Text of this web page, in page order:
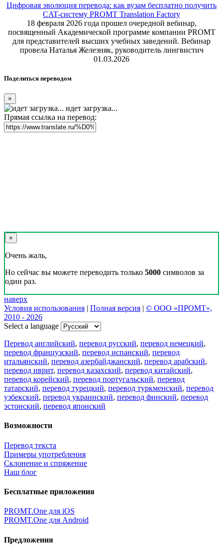
Цифровая эволюция перевода: как вузам бесплатно получить
CAT-систему PROMT Translation Factory
18 февраля 2026 года прошел очередной вебинар,
посвященный Академической программе компании PROMT
для представителей высших учебных заведений. Вебинар
провела Наталья Железняк, руководитель лингвистич
01.03.2026
Поделиться переводом
×
идет загрузка...
Прямая ссылка на перевод:
×
Очень жаль,
Но сейчас вы можете переводить только 5000 символов за
один раз.
наверх
Условия использования | Полная версия | © ООО «ПРОМТ»,
2010 - 2026
Select a language
Перевод английский, перевод русский, перевод немецкий,
перевод французский, перевод испанский, перевод
итальянский, перевод азербайджанский, перевод арабский,
перевод иврит, перевод казахский, перевод китайский,
перевод корейский, перевод португальский, перевод
татарский, перевод турецкий, перевод туркменский, перевод
узбекский, перевод украинский, перевод финский, перевод
эстонский, перевод японский
Возможности
Перевод текста
Примеры употребления
Склонение и спряжение
Наш блог
Бесплатные приложения
PROMT.One для iOS
PROMT.One для Android
Предложения